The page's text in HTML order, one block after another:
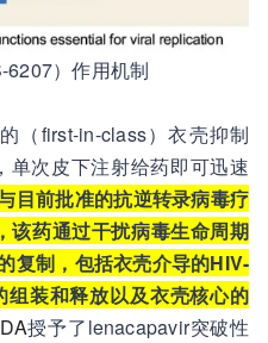
）作用机制
（first-in-class）衣壳抑制
单次皮下注射给药即可迅速
目前批准的抗逆转录病毒疗
该药通过干扰病毒生命周期
复制，包括衣壳介导的HIV-
装和释放以及衣壳核心的
授予了lenacapavir突破性